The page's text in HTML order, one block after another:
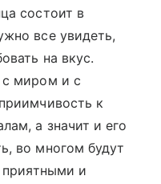
состоит в
все увидеть,
на вкус.
с миром и с
к
а значит и его
во многом будут
приятными и